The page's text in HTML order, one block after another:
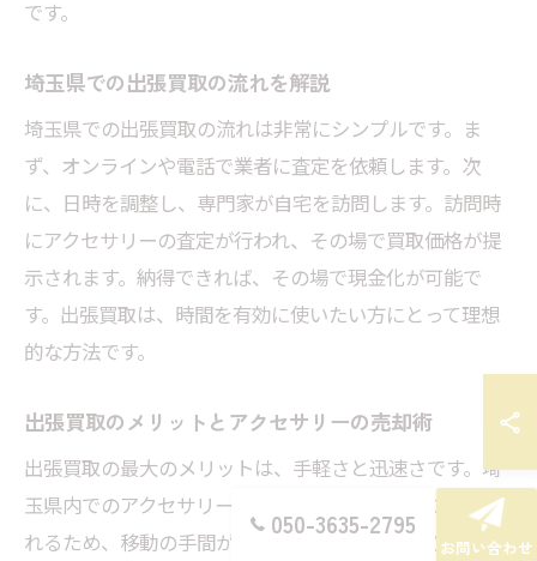
です。
埼玉県での出張買取の流れを解説
埼玉県での出張買取の流れは非常にシンプルです。ま
ず、オンラインや電話で業者に査定を依頼します。次
に、日時を調整し、専門家が自宅を訪問します。訪問時
にアクセサリーの査定が行われ、その場で買取価格が提
示されます。納得できれば、その場で現金化が可能で
す。出張買取は、時間を有効に使いたい方にとって理想
的な方法です。
出張買取のメリットとアクセサリーの売却術
出張買取の最大のメリットは、手軽さと迅速さです。埼
玉県内でのアクセサリー売却では、業者が自宅に来てく
れるため、移動の手間が省けます。また、複数の業者か
050-3635-2795
お問い合わせ